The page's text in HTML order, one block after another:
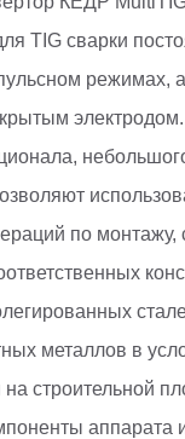
TIG сварки
режимах,
по монтажу,
металлов в
на строительной
аппарата